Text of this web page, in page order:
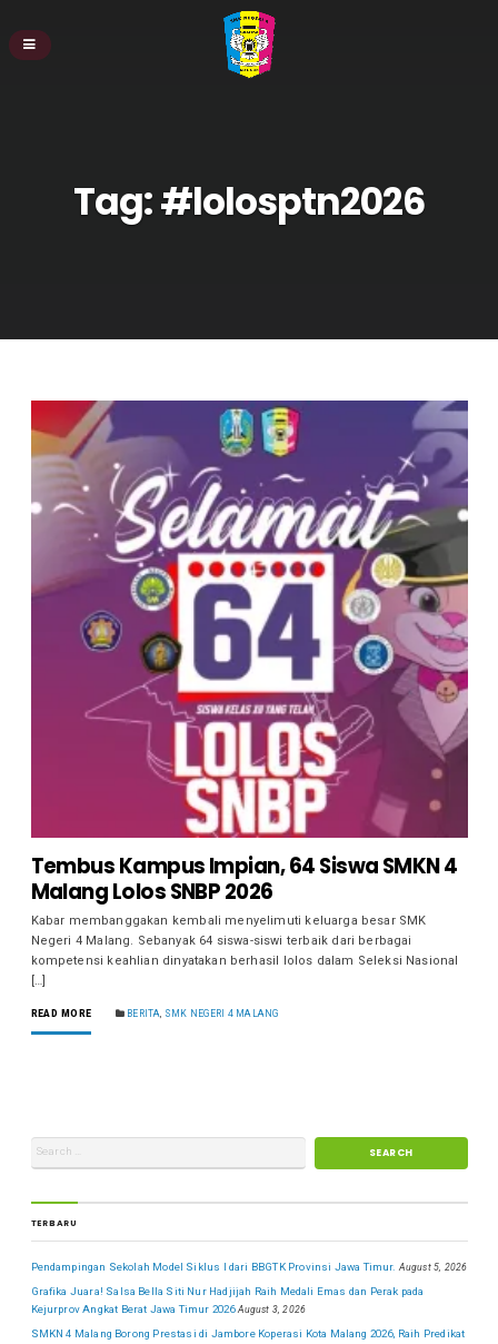
Tag:#lolosptn2026
Tembus Kampus Impian, 64 Siswa SMKN 4
Malang Lolos SNBP 2026
Kabar membanggakan kembali menyelimuti keluarga besar SMK
Negeri 4 Malang. Sebanyak 64 siswa-siswi terbaik dari berbagai
kompetensi keahlian dinyatakan berhasil lolos dalam Seleksi Nasional
[…]
READ MORE BERITA SMK NEGERI 4 MALANG
TERBARU
Pendampingan Sekolah Model Siklus I dari BBGTK Provinsi Jawa Timur. August 5, 2026
Grafika Juara! Salsa Bella Siti Nur Hadjijah Raih Medali Emas dan Perak pada
Kejurprov Angkat Berat Jawa Timur 2026 August 3, 2026
SMKN 4 Malang Borong Prestasi di Jambore Koperasi Kota Malang 2026, Raih Predikat